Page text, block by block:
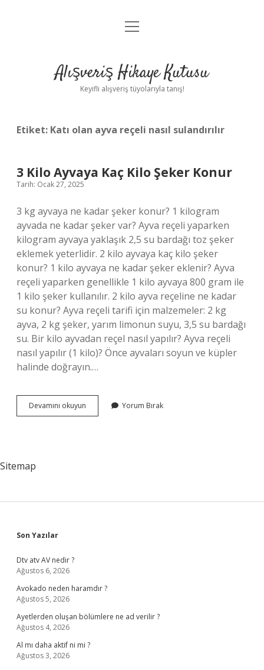
Anasayfa
Yasal Uyarı
menüyü
Alışveriş Hikaye Kutusu
Keyifli alışveriş tüyolarıyla tanış!
Etiket: Katı olan ayva reçeli nasıl sulandırılır
3 Kilo Ayvaya Kaç Kilo Şeker Konur
Tarih: Ocak 27, 2025
3 kg ayvaya ne kadar şeker konur? 1 kilogram
ayvada ne kadar şeker var? Ayva reçeli yaparken
kilogram ayvaya yaklaşık 2,5 su bardağı toz şeker
eklemek yeterlidir. 2 kilo ayvaya kaç kilo şeker
konur? 1 kilo ayvaya ne kadar şeker eklenir? Ayva
reçeli yaparken genellikle 1 kilo ayvaya 800 gram ile
1 kilo şeker kullanılır. 2 kilo ayva reçeline ne kadar
su konur? Ayva reçeli tarifi için malzemeler: 2 kg
ayva, 2 kg şeker, yarım limonun suyu, 3,5 su bardağı
su. Bir kilo ayvadan reçel nasıl yapılır? Ayva reçeli
nasıl yapılır (1 kilo)? Önce ayvaları soyun ve küpler
halinde doğrayın.…
Devamını okuyun
Kilo
Yorum Bırak
Sitemap
Sidebar
Son Yazılar
Dtv atv AV nedir ?
Ağustos 6, 2026
Avokado neden haramdır ?
Ağustos 5, 2026
Ayetlerden oluşan bölümlere ne ad verilir ?
Ağustos 4, 2026
Al mı daha aktif ni mi ?
Ağustos 3, 2026